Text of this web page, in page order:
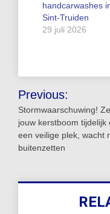
handcarwashes
Sint-Truiden
29 juli 2026
Bericht
navigatie
Previous:
Stormwaarschuwing!
jouw kerstboom tijdelijk
een veilige plek, wacht
buitenzetten